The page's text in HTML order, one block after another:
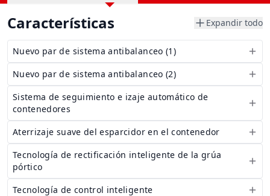
Características Expandir todo
Nuevo par de sistema antibalanceo (1)
Nuevo par de sistema antibalanceo (2)
Sistema de seguimiento e izaje automático de
contenedores
Aterrizaje suave del esparcidor en el contenedor
Tecnología de rectificación inteligente de la grúa
pórtico
Tecnología de control inteligente